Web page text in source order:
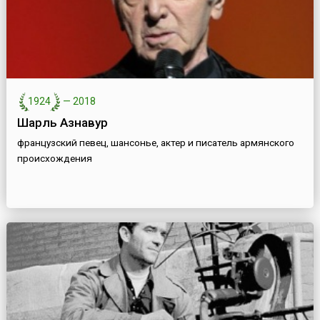
1924 — 2018
Шарль Азнавур
французский певец, шансонье, актер и писатель армянского
происхождения